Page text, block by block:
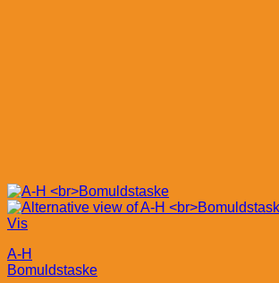
Vis
A-H
Bomuldstaske